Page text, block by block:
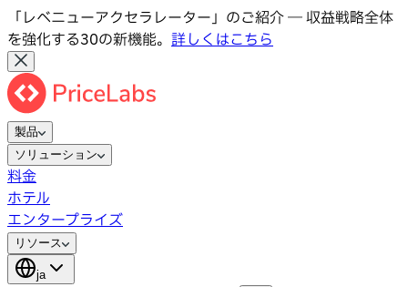
「レベニューアクセラレーター」のご紹介 ― 収益戦略全体
を強化する30の新機能。 詳しくはこちら
製品
ソリューション
料金
ホテル
エンタープライズ
リソース
ja